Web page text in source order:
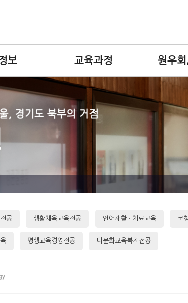
보 교육과정 원우
공 생활체육교육전공 언어재활 · 치료교육 코
평생교육경영전공 다문화교육복지전공